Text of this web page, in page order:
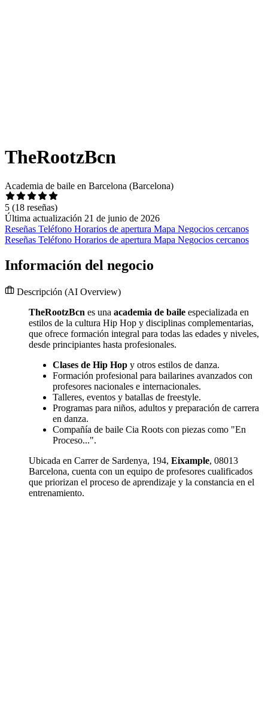
TheRootzBcn
Academia de baile en Barcelona (Barcelona)
5 (18 reseñas)
Última actualización 21 de junio de 2026
Reseñas Teléfono Horarios de apertura Mapa Negocios cercanos
Reseñas Teléfono Horarios de apertura Mapa Negocios cercanos
Información del negocio
Descripción (AI Overview)
TheRootzBcn es una academia de baile especializada en
estilos de la cultura Hip Hop y disciplinas complementarias,
que ofrece formación integral para todas las edades y niveles,
desde principiantes hasta profesionales.
Clases de Hip Hop y otros estilos de danza.
Formación profesional para bailarines avanzados con
profesores nacionales e internacionales.
Talleres, eventos y batallas de freestyle.
Programas para niños, adultos y preparación de carrera
en danza.
Compañía de baile Cia Roots con piezas como "En
Proceso...".
Ubicada en Carrer de Sardenya, 194, Eixample, 08013
Barcelona, cuenta con un equipo de profesores cualificados
que priorizan el proceso de aprendizaje y la constancia en el
entrenamiento.